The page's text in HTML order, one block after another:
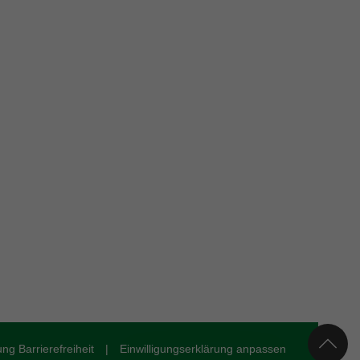
Barrierefreiheit | Einwilligungserklärung anpassen